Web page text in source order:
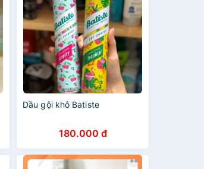
Dầu gội khô Batiste
180.000 đ